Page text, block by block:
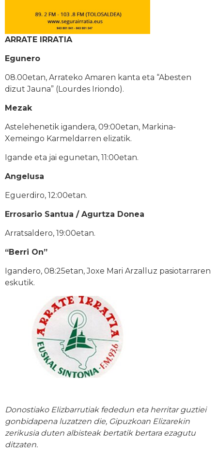
ARRATE IRRATIA
Egunero
08.00etan, Arrateko Amaren kanta eta “Abesten
dizut Jauna” (Lourdes Iriondo).
Mezak
Astelehenetik igandera, 09:00etan, Markina-
Xemeingo Karmeldarren elizatik.
Igande eta jai egunetan, 11:00etan.
Angelusa
Eguerdiro, 12:00etan.
Errosario Santua / Agurtza Donea
Arratsaldero, 19:00etan.
“Berri On”
Igandero, 08:25etan, Joxe Mari Arzalluz pasiotarraren
eskutik.
Donostiako Elizbarrutiak fededun eta herritar guztiei
gonbidapena luzatzen die, Gipuzkoan Elizarekin
zerikusia duten albisteak bertatik bertara ezagutu
ditzaten.